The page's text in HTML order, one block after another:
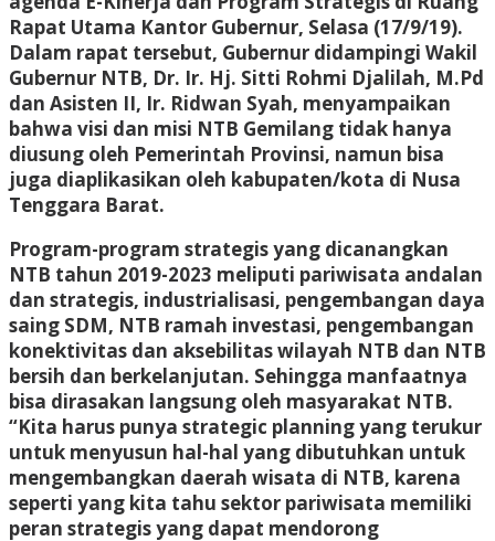
Rapat Utama Kantor Gubernur, Selasa (17/9/19).
Dalam rapat tersebut, Gubernur didampingi Wakil
Gubernur NTB, Dr. Ir. Hj. Sitti Rohmi Djalilah, M.Pd
dan Asisten II, Ir. Ridwan Syah, menyampaikan
bahwa visi dan misi NTB Gemilang tidak hanya
diusung oleh Pemerintah Provinsi, namun bisa
juga diaplikasikan oleh kabupaten/kota di Nusa
Tenggara Barat.
Program-program strategis yang dicanangkan
NTB tahun 2019-2023 meliputi pariwisata andalan
dan strategis, industrialisasi, pengembangan daya
saing SDM, NTB ramah investasi, pengembangan
konektivitas dan aksebilitas wilayah NTB dan NTB
bersih dan berkelanjutan. Sehingga manfaatnya
bisa dirasakan langsung oleh masyarakat NTB.
“Kita harus punya strategic planning yang terukur
untuk menyusun hal-hal yang dibutuhkan untuk
mengembangkan daerah wisata di NTB, karena
seperti yang kita tahu sektor pariwisata memiliki
peran strategis yang dapat mendorong